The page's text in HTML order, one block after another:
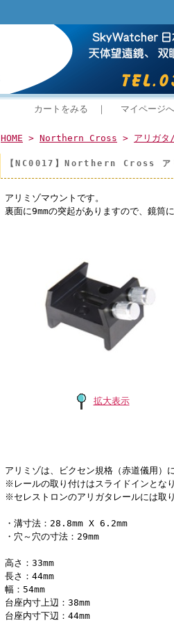
カートをみる ｜ マイページ
HOME > Northern Cross > アリガタ
【NC0017】Northern Cross ア
アリミゾマウントです。
裏面に9mmの突起がありますので、鏡筒
拡大表示
アリミゾは、ビクセン規格（赤道儀用）
※レールの取り付けはスライドインとな
※セレストロンのアリガタレールには取
・溝寸法：28.8mm X 6.2mm
・穴～穴の寸法：29mm
高さ：33mm
長さ：44mm
幅：54mm
台座内寸上辺：38mm
台座内寸下辺：44mm